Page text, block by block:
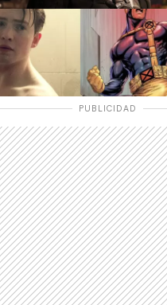
PUBLICIDAD